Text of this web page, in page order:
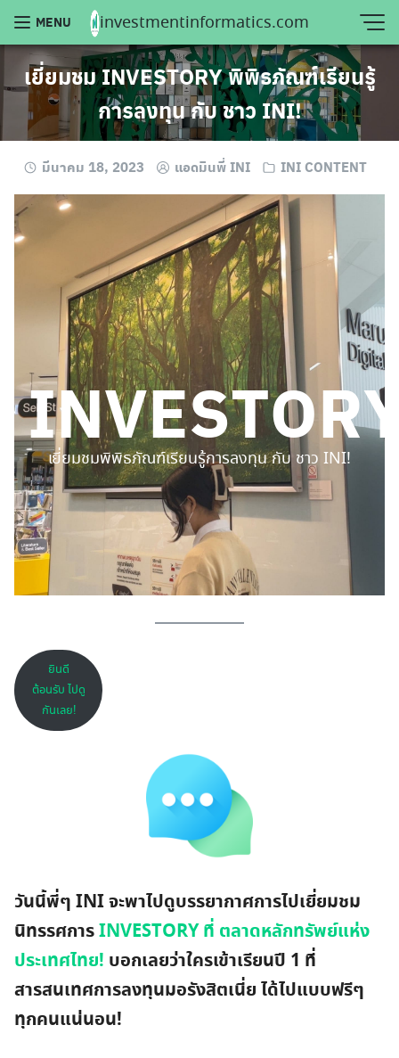
Skip
to
content
investmentinformatics.com
MENU
เยี่ยมชม INVESTORY พิพิธภัณฑ์เรียนรู้
การลงทุน กับ ชาว INI!
มีนาคม 18, 2023 แอดมินพี่ INI INI CONTENT
เยี่ยมชมพิพิธภัณฑ์เรียนรู้การลงทุน กับ ชาว INI!
ยินดี
ต้อนรับ ไปดู
กันเลย!
วันนี้พี่ๆ INI จะพาไปดูบรรยากาศการไปเยี่ยมชม
นิทรรศการINVESTORY ที่ ตลาดหลักทรัพย์แห่ง
ประเทศไทย! บอกเลยว่าใครเข้าเรียนปี 1 ที่
สารสนเทศการลงทุนมอรังสิตเนี่ย ได้ไปแบบฟรีๆ
ทุกคนแน่นอน!